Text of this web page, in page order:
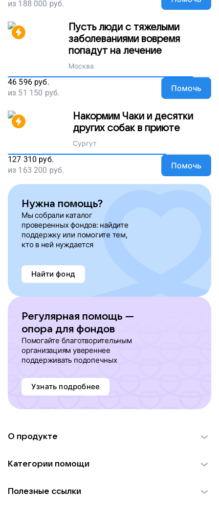
из 188 000 руб.
Пусть люди с тяжелыми
заболеваниями вовремя
попадут на лечение
Москва
46 596 руб.
из 51 150 руб. Помочь
Накормим Чаки и десятки
других собак в приюте
Сургут
127 310 руб.
из 163 200 руб. Помочь
Нужна помощь?
Мы собрали каталог
проверенных фондов: найдите
поддержку или помогите тем,
кто в ней нуждается
Найти фонд
Регулярная помощь —
опора для фондов
Помогайте благотворительным
организациям увереннее
поддерживать подопечных
Узнать подробнее
О продукте
Использование материалов
Категории помощи
Полезные ссылки